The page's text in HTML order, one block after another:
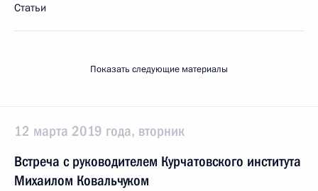
Статьи
Показать следующие материалы
12 марта 2019 года, вторник
Встреча с руководителем Курчатовского института
Михаилом Ковальчуком